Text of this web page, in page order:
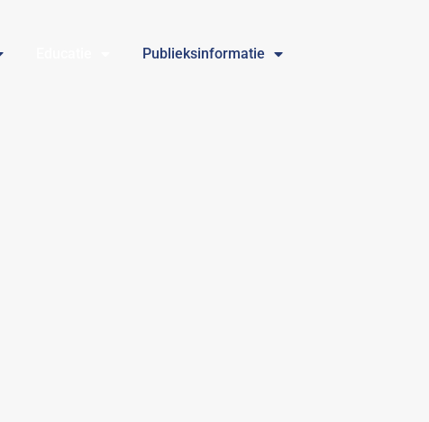
Publieksinformatie